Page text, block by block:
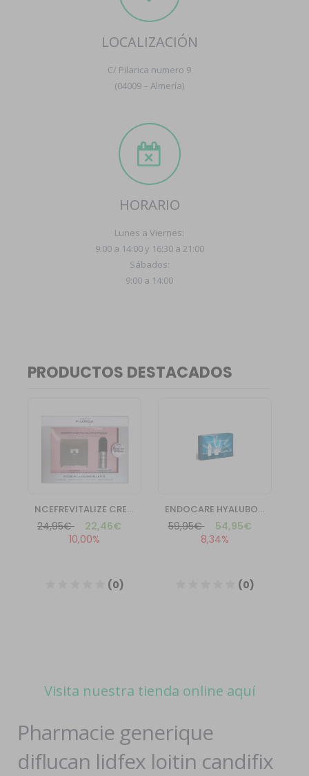
LOCALIZACIÓN
C/ Pilarica numero 9
(04009 – Almería)
HORARIO
Lunes a Viernes:
9:00 a 14:00 y 16:30 a 21:00
Sábados:
9:00 a 14:00
Visita nuestra tienda online aquí
Pharmacie generique
diflucan lidfex loitin candifix